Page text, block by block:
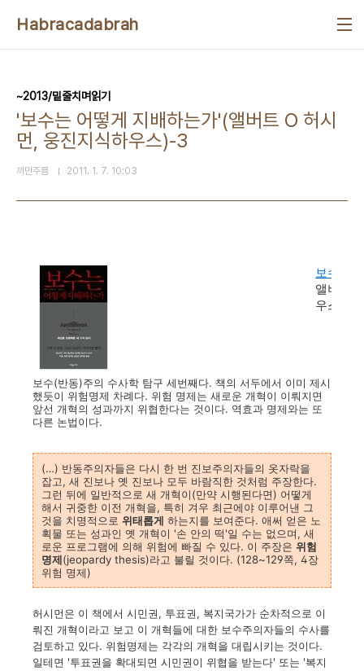
Habracadabrah
~2013/밑줄치며읽기
'보수는 어떻게 지배하는가'(앨버트 O 허시
먼, 웅진지식하우스)-3
까만주름 2011. 1. 7. 10:03
보수는
앨버트
우스(웅
보수(반동)주의 수사학 탐구 세번째다. 책의 서두에서 이미 제시
했듯이 위험명제 차례다. 위험 명제는 새로운 개혁이 이뤄지면
앞선 개혁의 성과까지 위협한다는 것이다. 역효과 명제와는 또
다른 논법이다.
(…) 반동주의자들은 다시 한 번 진보주의자들의 옷자락을
잡고, 새 진보나 옛 진보나 모두 바람직한 것처럼 주장한다.
그런 뒤에 일반적으로 새 개혁이(만약 시행된다면) 어떻게
해서 귀중한 이전 개혁을, 특히 겨우 최근에야 이루어낸 그
것을 치명적으로 위태롭게 하는지를 보여준다. 애써 얻은 노
획물 또는 성과인 옛 개혁이 '손 안의 떡'일 수는 없으며, 새
로운 프로그램에 의해 위험에 빠질 수 있다. 이 주장은 위험
명제(jeopardy thesis)라고 불릴 것이다. (128~129쪽, 4장
위험 명제)
허시먼은 이 책에서 시민권, 투표권, 복지국가가 순차적으로 이
뤄진 개혁이라고 보고 이 개혁들에 대한 보수주의자들의 수사를
검토하고 있다. 위험명제는 각각의 개혁을 대립시키는 것이다.
일테면 '투표권을 확대되면 시민권이 위협을 받는다' 또는 '복지